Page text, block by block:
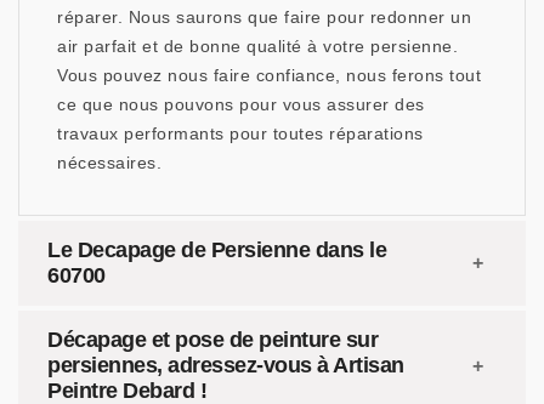
réparer. Nous saurons que faire pour redonner un
air parfait et de bonne qualité à votre persienne.
Vous pouvez nous faire confiance, nous ferons tout
ce que nous pouvons pour vous assurer des
travaux performants pour toutes réparations
nécessaires.
Le Decapage de Persienne dans le
60700
Décapage et pose de peinture sur
persiennes, adressez-vous à Artisan
Peintre Debard !